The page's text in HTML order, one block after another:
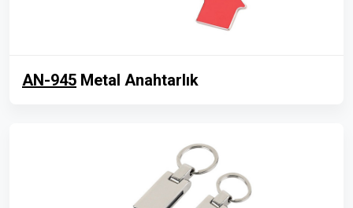
AN-945 Metal Anahtarlık